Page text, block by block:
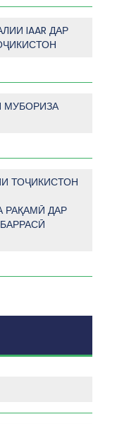
IAAR ДАР
МУБОРИЗА
ТОҶИКИСТОН
ДАР